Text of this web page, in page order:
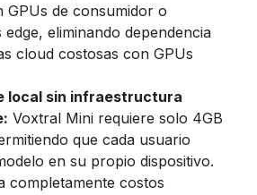
GPUs de consumidor o
edge, eliminando dependencia
cloud costosas con GPUs
local sin infraestructura
Voxtral Mini requiere solo 4GB
que cada usuario
en su propio dispositivo.
completamente costos